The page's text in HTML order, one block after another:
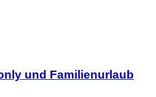
und Familienurlaub